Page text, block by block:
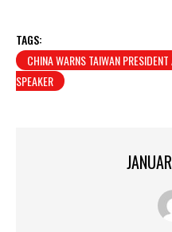
TAGS:
CHINA WARNS TAIWAN
SPEAKER